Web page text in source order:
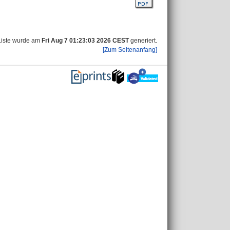
wurde am Fri Aug 7 01:23:03 2026 CESTgeneriert.
[Zum Seitenanfang]